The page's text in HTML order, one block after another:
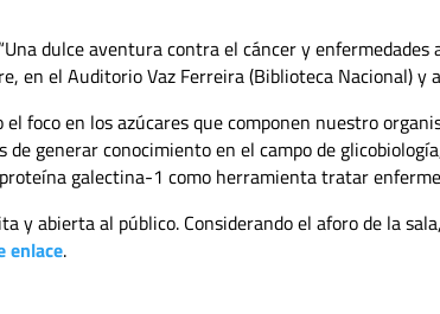
dulce aventura contra el cáncer y
en el Auditorio Vaz Ferreira (Biblioteca Nacional) y
foco en los azúcares que componen nuestro
de generar conocimiento en el campo de
galectina-1 como herramienta tratar
y abierta al público. Considerando el aforo de la
enlace.